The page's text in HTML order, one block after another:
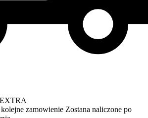
EXTRA
zamowienie Zostana naliczone po